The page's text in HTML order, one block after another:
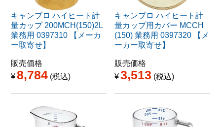
キャンブロ ハイヒート計
量カップ 200MCH(150)2L
業務用 0397310 【メーカ
ー取寄せ】
販売価格
¥8,784 税込
キャンブロ ハイヒート計
量カップ用カバー MCCH
(150) 業務用 0397320 【メ
ーカー取寄せ】
販売価格
¥3,513 税込